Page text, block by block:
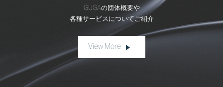
GUGAの団体概要や
各種サービスについてご紹介
View More